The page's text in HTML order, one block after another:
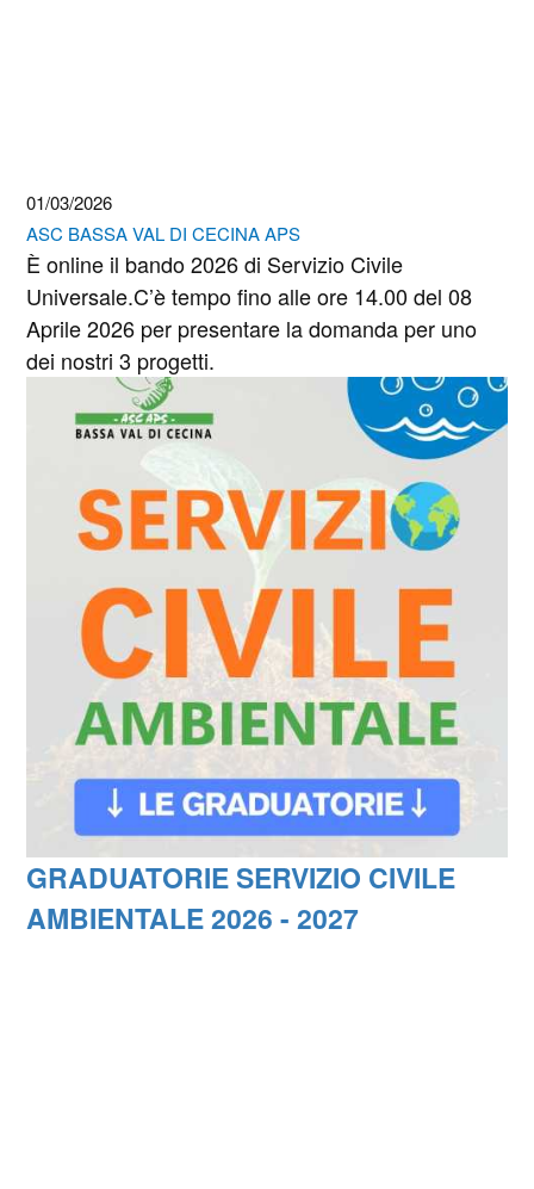
01/03/2026
ASC BASSA VAL DI CECINA APS
È online il bando 2026 di Servizio Civile
Universale.C’è tempo fino alle ore 14.00 del 08
Aprile 2026 per presentare la domanda per uno
dei nostri 3 progetti.
GRADUATORIE SERVIZIO CIVILE
AMBIENTALE 2026 - 2027